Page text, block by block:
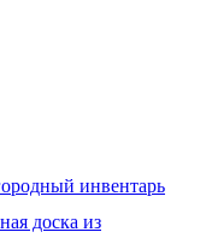
инвентарь
доска из